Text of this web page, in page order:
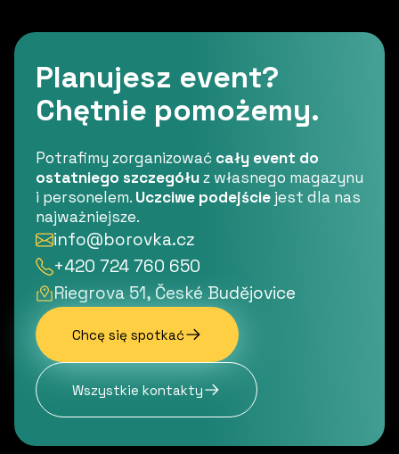
Planujesz event?
Chętnie pomożemy.
Potrafimy zorganizować cały event do
ostatniego szczegółuz własnego magazynu
i personelem. Uczciwe podejście jest dla nas
najważniejsze.
info@borovka.cz
+420 724 760 650
Riegrova 51, České Budějovice
Chcę się spotkać
Wszystkie kontakty